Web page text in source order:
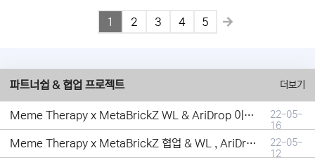
1 2 3 4 5
파트너쉽 & 협업 프로젝트 더보기
Meme Therapy x MetaBrickZ WL & AriDrop 이벤트 결과안내!
22-05-
16
Meme Therapy x MetaBrickZ 협업 & WL , AriDrop 이벤트 안내
22-05-
12